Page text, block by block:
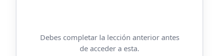
Debes completar la lección anterior antes
de acceder a esta.